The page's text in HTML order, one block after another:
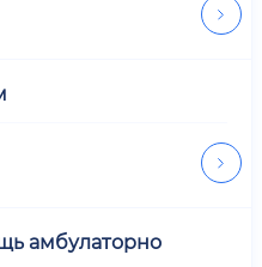
амбулаторно